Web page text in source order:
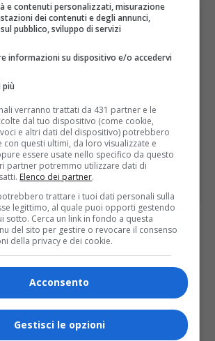
PUBBLICITÀ
ULTIME
16 ore fa
Piemonte 330 mila euro per le
della Guardia di Finanza
18 ore fa
l’ufficio postale di Crevacuore
e contenuti personalizzati, misurazione
dei contenuti e degli annunci,
pubblico, sviluppo di servizi
informazioni su dispositivo e/o accedervi
più
verranno trattati da 431 partner e le
dal tuo dispositivo (come cookie,
e altri dati del dispositivo) potrebbero
con questi ultimi, da loro visualizzate e
essere usate nello specifico da questo
partner potremmo utilizzare dati di
Elenco dei partner.
trattare i tuoi dati personali sulla
legittimo, al quale puoi opporti gestendo
sotto. Cerca un link in fondo a questa
del sito per gestire o revocare il consenso
della privacy e dei cookie.
Acconsento
Gestisci le opzioni